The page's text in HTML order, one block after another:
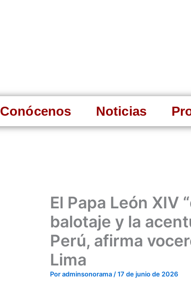
Conócenos Noticias
El Papa León XIV
balotaje y la
Perú, afirma
Lima
Poradminsonorama /17 de junio de 2026